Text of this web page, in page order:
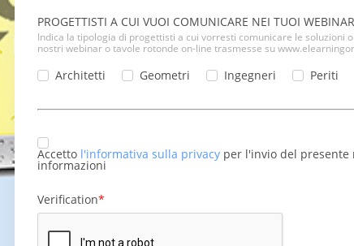
PROGETTISTI A CUI VUOI COMUNICARE NEI TUOI WEBINAR
Indica la tipologia di progettisti a cui vorresti comunicare le soluzioni
nostri webinar o tavole rotonde on-line trasmesse su
Architetti Geometri Ingegneri Periti
Accetto l'informativa sulla privacy per l'invio del presente
informazioni
Verification